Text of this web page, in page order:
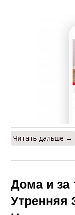
Читать дальше →
Дома и за
Утренняя